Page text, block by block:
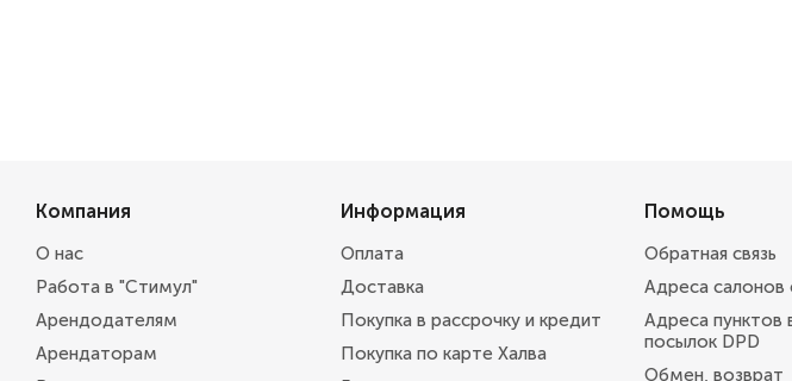
Компания
О нас
Работа в "Стимул"
Арендодателям
Арендаторам
Информация
Оплата
Доставка
Покупка в рассрочку и кредит
Покупка по карте Халва
Помощь
Обратная связь
Адреса салонов
Адреса пунктов
посылок DPD
Обмен, возврат